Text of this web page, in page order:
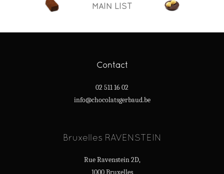
MAIN LIST
Contact
02 511 16 02
info@chocolatsgerbaud.be
Bruxelles RAVENSTEIN
Rue Ravenstein 2D,
1000 Bruxelles